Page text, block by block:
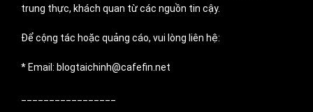
trung thực, khách quan từ các nguồn tin cậy.
Để cộng tác hoặc quảng cáo, vui lòng liên hệ:
* Email: blogtaichinh@cafefin.net